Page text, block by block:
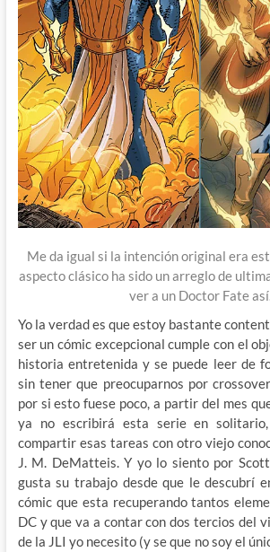
Me da igual si la intención original era
aspecto clásico ha sido un arreglo de
ver a un Doctor Fate
Yo la verdad es que estoy bastante
ser un cómic excepcional cumple con el
historia entretenida y se puede leer de
sin tener que preocuparnos por
por si esto fuese poco, a partir del mes
ya no escribirá esta serie en
compartir esas tareas con otro viejo
J. M. DeMatteis. Y yo lo siento por
gusta su trabajo desde que le descubrí
cómic que esta recuperando tantos
DC y que va a contar con dos tercios del
de la JLI yo necesito (y se que no soy el